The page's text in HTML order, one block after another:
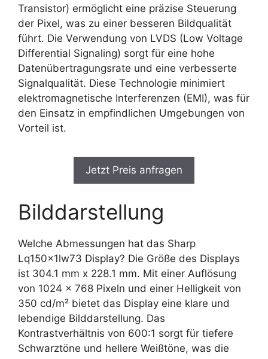
Transistor) ermöglicht eine präzise Steuerung
der Pixel, was zu einer besseren Bildqualität
führt. Die Verwendung von LVDS (Low Voltage
Differential Signaling) sorgt für eine hohe
Datenübertragungsrate und eine verbesserte
Signalqualität. Diese Technologie minimiert
elektromagnetische Interferenzen (EMI), was für
den Einsatz in empfindlichen Umgebungen von
Vorteil ist.
Jetzt Preis anfragen
Bilddarstellung
Welche Abmessungen hat das Sharp
Lq150x1lw73 Display? Die Größe des Displays
ist 304.1 mm x 228.1 mm. Mit einer Auflösung
von 1024 x 768 Pixeln und einer Helligkeit von
350 cd/m² bietet das Display eine klare und
lebendige Bilddarstellung. Das
Kontrastverhältnis von 600:1 sorgt für tiefere
Schwarztöne und hellere Weißtöne, was die